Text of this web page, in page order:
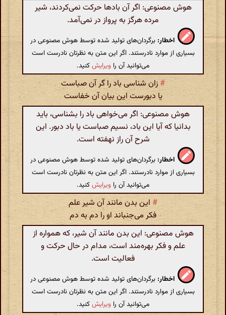
هوش مصنوعی: اگر آن بادها حرکت نمی‌کردند، شیر
مرده هرگز به پرواز در نمی‌آمد.
اخطار: برگردان‌های تولید شده توسط هوش مصنوعی در
بسیاری از موارد نادرستند. اگر این متن به نظرتان نادرست است
می‌توانید آن را ویرایشکنید.
# زان شناسی باد را گر آن صباست
یا دبورست این بیان آن خفاست
هوش مصنوعی: اگر می‌خواهی باد را بشناسی، باید
بدانیا که آیا این باد، نسیم صباست یا باد دبور. این
شرح آن راز نهفته است.
اخطار: برگردان‌های تولید شده توسط هوش مصنوعی در
بسیاری از موارد نادرستند. اگر این متن به نظرتان نادرست است
می‌توانید آن را ویرایشکنید.
# این بدن مانند آن شیر علم
فکر می‌جنباند او را دم به دم
هوش مصنوعی: این بدن مانند آن شیر، که همواره از
علم و فکر بهره‌مند است، مدام در حال حرکت و
فعالیت است.
اخطار: برگردان‌های تولید شده توسط هوش مصنوعی در
بسیاری از موارد نادرستند. اگر این متن به نظرتان نادرست است
می‌توانید آن را ویرایشکنید.